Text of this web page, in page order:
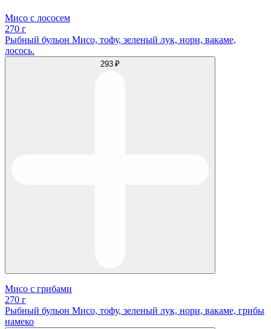
Мисо с лососем
270 г
Рыбный бульон Мисо, тофу, зеленый лук, нори, вакаме,
лосось.
293 ₽
Мисо с грибами
270 г
Рыбный бульон Мисо, тофу, зеленый лук, нори, вакаме, грибы
намеко